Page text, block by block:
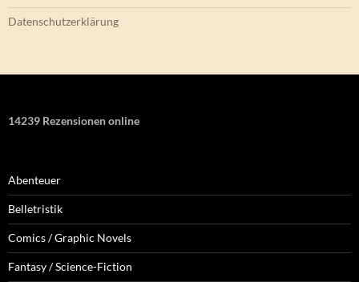
Datenschutzerklärung
14239 Rezensionen online
Abenteuer
Belletristik
Comics / Graphic Novels
Fantasy / Science-Fiction